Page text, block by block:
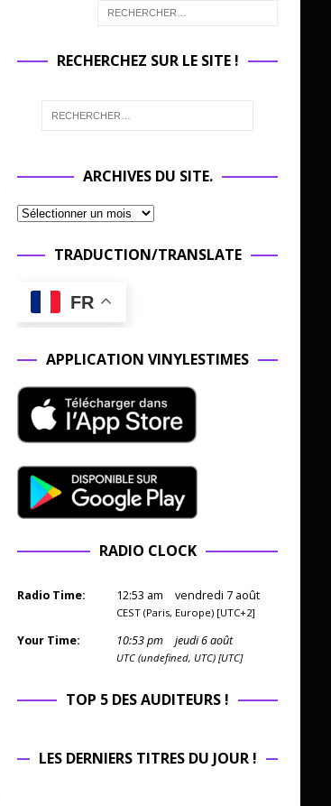
RECHERCHEZ SUR LE SITE !
ARCHIVES DU SITE.
TRADUCTION/TRANSLATE
FR
APPLICATION VINYLESTIMES
RADIO CLOCK
Radio Time: 12:53 am vendredi 7 août
CEST (Paris, Europe) [UTC+2]
Your Time: 10:53pm jeudi 6 août
UTC (undefined, UTC) [UTC]
TOP 5 DES AUDITEURS !
LES DERNIERS TITRES DU JOUR !